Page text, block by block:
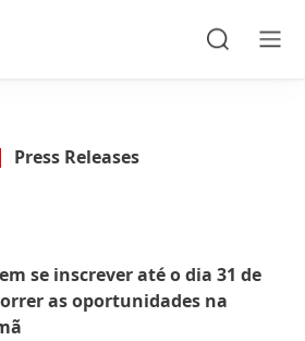
Press Releases
se inscrever até o dia 31 de
as oportunidades na